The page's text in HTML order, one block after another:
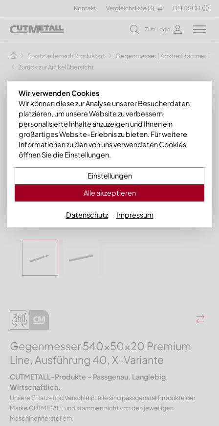
Kontakt Vergleichsliste (3) DEUTSCH
Zum Login
Ersatzteile nach Produktart Gegenmesser | Abstreifkämme
Zurück zur Artikelübersicht
Gegenmesser 540x50x20 Premium
Line, Ausführung 40, X-Variante
CUTMETALL-Produkte - Passgenau. Langlebig.
Wirtschaftlich.
Unsere Ersatz- und Verschleißteile sind passgenaue Produkte der
Marke CUTMETALL und stammen nicht von den jeweiligen
Maschinenherstellern.
Wir verwenden Cookies
Wir können diese zur Analyse unserer Besucherdaten
platzieren, um unsere Website zu verbessern,
personalisierte Inhalte anzuzeigen und Ihnen ein
großartiges Website-Erlebnis zu bieten. Für weitere
Informationen zu den von uns verwendeten Cookies
öffnen Sie die Einstellungen.
Einstellungen
Alle akzeptieren
Datenschutz Impressum